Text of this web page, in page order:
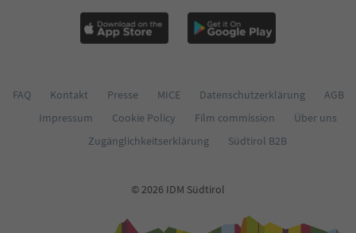
FAQ Kontakt Presse MICE Datenschutzerklärung
AGB
Impressum
Cookie Policy Film commission
Über uns
Zugänglichkeitserklärung
Südtirol B2B
© 2026 IDM Südtirol